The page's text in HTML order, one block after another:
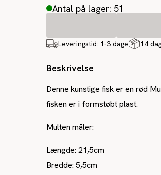
Antal på lager: 51
Leveringstid: 1-3 dage 14
Beskrivelse
Denne kunstige fisk er en rød
fisken er i formstøbt plast.
Multen måler:
Længde: 21,5cm
Bredde: 5,5cm